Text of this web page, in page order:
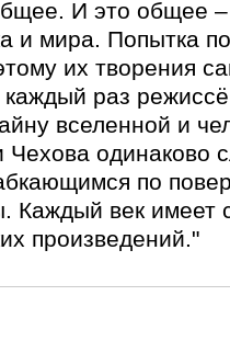
И это общее –
и мира. Попытка
их творения
раз
вселенной и
одинаково
по
Каждый век
произведений."